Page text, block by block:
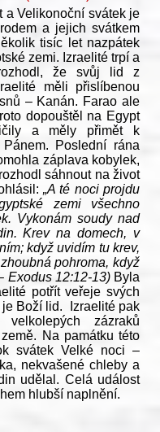
a Velikonoční svátek je
a jejich svátkem
tisíc let nazpátek
zemi. Izraelité trpí a
že svůj lid z
měli přislíbenou
– Kanán. Farao ale
dopouštěl na Egypt
a měly přimět k
Poslední rána
záplava kobylek,
sáhnout na život
„A té noci projdu
zemi všechno
Vykonám soudy nad
Krev na domech, v
když uvidím tu krev,
pohroma, když
Exodus 12:12-13)Byla
potřít veřeje svých
Boží lid. Izraelité pak
zázraků
Na památku této
svátek Velké noci –
nekvašené chleby a
udělal. Celá událost
hlubší naplnění.